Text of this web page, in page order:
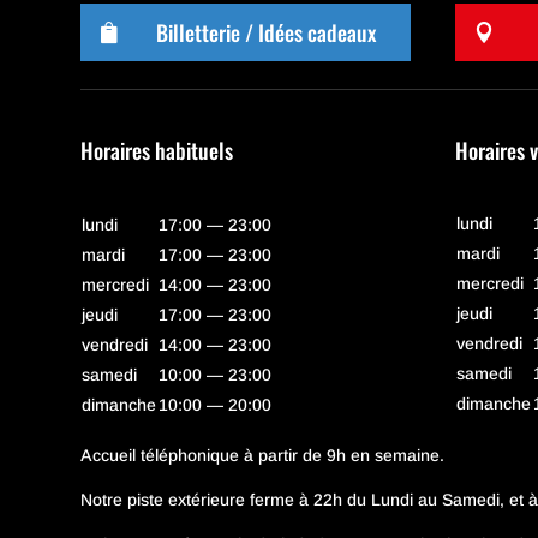
 Billetterie / Idées cadeaux 
Horaires habituels
lundi
17:00 — 23:00
mardi
17:00 — 23:00
mercredi 14:00 — 23:00
jeudi
17:00 — 23:00
vendredi
14:00 — 23:00
samedi
10:00 — 23:00
dimanche10:00 — 20:00
Accueil téléphonique à partir de 9h en semaine.
Notre piste extérieure ferme à 22h du Lundi au Samedi, et
Horaires
lundi
mardi
mercredi
jeudi
vendredi
samedi
dimanche